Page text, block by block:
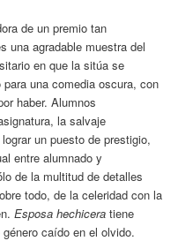
de un premio tan
una agradable muestra del
en que la sitúa se
una comedia oscura, con
haber. Alumnos
la salvaje
un puesto de prestigio,
entre alumnado y
de la multitud de detalles
todo, de la celeridad con la
Esposa hechicera tiene
género caído en el olvido.